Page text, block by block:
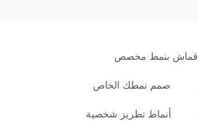
قماش بنمط مخصص
صمم نمطك الخاص
أنماط تطريز شخصية